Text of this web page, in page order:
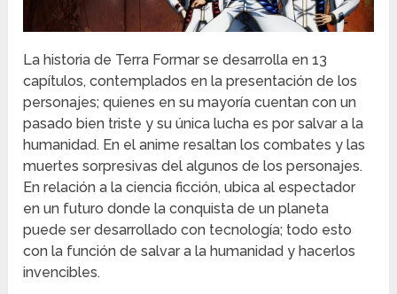
La historia de Terra Formar se desarrolla en 13
capítulos, contemplados en la presentación de los
personajes; quienes en su mayoría cuentan con un
pasado bien triste y su única lucha es por salvar a la
humanidad. En el anime resaltan los combates y las
muertes sorpresivas del algunos de los personajes.
En relación a la ciencia ficción, ubica al espectador
en un futuro donde la conquista de un planeta
puede ser desarrollado con tecnología; todo esto
con la función de salvar a la humanidad y hacerlos
invencibles.